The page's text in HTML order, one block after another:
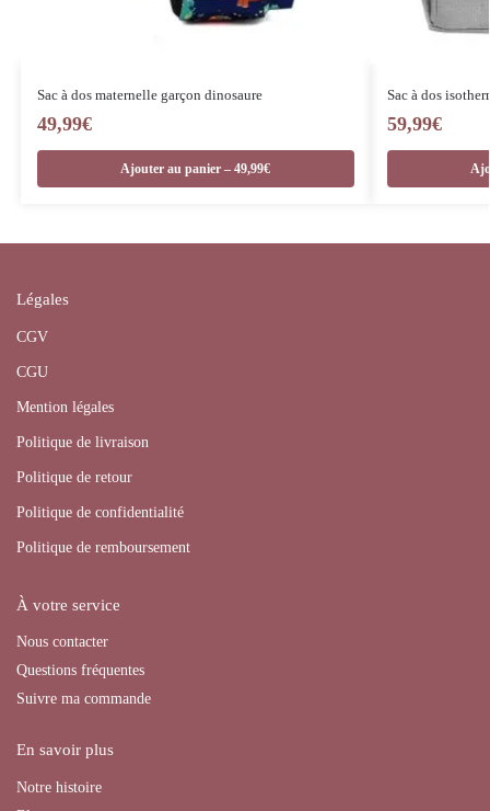
Sac à dos maternelle garçon dinosaure
49,99€
Ajouter au panier – 49,99€
Sac à dos
59,99€
Légales
CGV
CGU
Mention légales
Politique de livraison
Politique de retour
Politique de confidentialité
Politique de remboursement
À votre service
Nous contacter
Questions fréquentes
Suivre ma commande
En savoir plus
Notre histoire